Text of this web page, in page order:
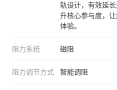
轨设计，有效延
升核心参与度，
体验。
阻力系统 磁阻
阻力调节方式 智能调阻